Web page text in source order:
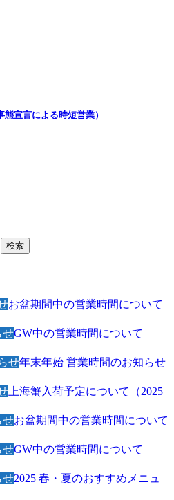
宣言による時短営業）
お盆期間中の営業時間について
せGW中の営業時間について
せ年末年始 営業時間のお知らせ
上海蟹入荷予定について（2025
せお盆期間中の営業時間について
せGW中の営業時間について
せ2025 春・夏のおすすめメニュ